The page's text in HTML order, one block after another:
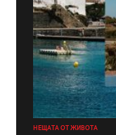
НЕЩАТА ОТ ЖИВОТА